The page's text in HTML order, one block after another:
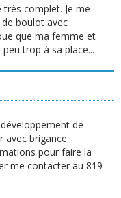
complet. Je me
boulot avec
que ma femme et
trop à sa place...
de
avec brigance
pour faire la
me contacter au 819-